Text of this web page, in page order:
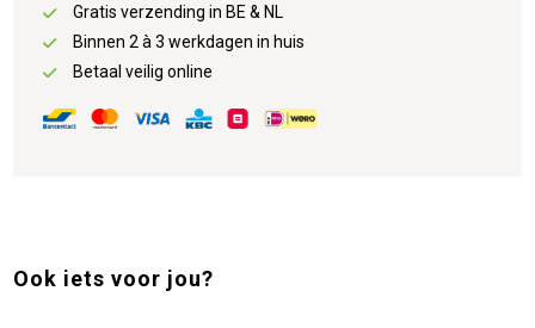
Gratis verzending in BE & NL
Binnen 2 à 3 werkdagen in huis
Betaal veilig online
Ook iets voor jou?